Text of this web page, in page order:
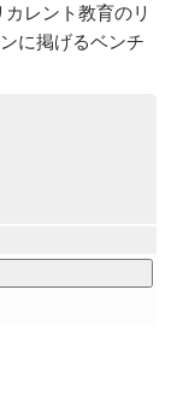
レント教育のリ
に掲げるベンチ
を採用し開発を